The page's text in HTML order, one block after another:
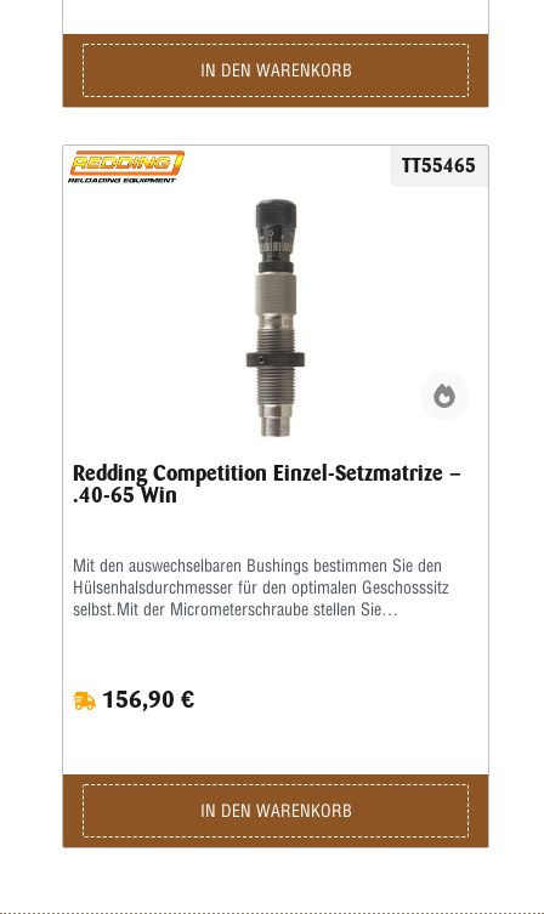
IN DEN WARENKORB
TT55465
Redding Competition Einzel-Setzmatrize –
.40-65 Win
Mit den auswechselbaren Bushings bestimmen Sie den
Hülsenhalsdurchmesser für den optimalen Geschosssitz
selbst.Mit der Micrometerschraube stellen Sie
156,90 €
IN DEN WARENKORB